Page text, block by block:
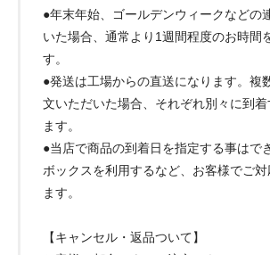
●年末年始、ゴールデンウィークなどの
いた場合、通常より1週間程度のお時間
す。
●発送は工場からの直送になります。複
文いただいた場合、それぞれ別々に到着
ます。
●当店で商品の到着日を指定する事はで
ボックスを利用するなど、お客様でご
ます。
【キャンセル・返品ついて】